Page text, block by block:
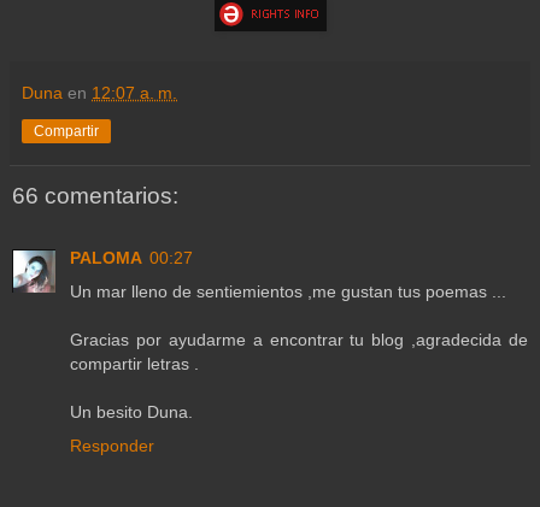
Duna en 12:07 a. m.
Compartir
66 comentarios:
PALOMA 00:27
Un mar lleno de sentiemientos ,me gustan tus poemas ...
Gracias por ayudarme a encontrar tu blog ,agradecida de
compartir letras .
Un besito Duna.
Responder